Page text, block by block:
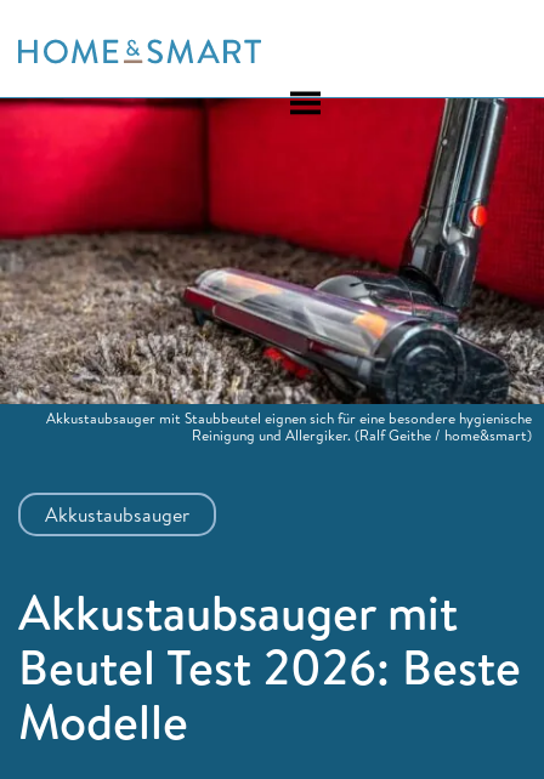
to
Akkustaubsauger
Akkustaubsauger mit
Beutel Test 2026: Beste
Modelle
Akkustaubsauger mit Staubbeutel eignen sich für eine besondere hygienische
Reinigung und Allergiker.(Ralf Geithe / home&smart)